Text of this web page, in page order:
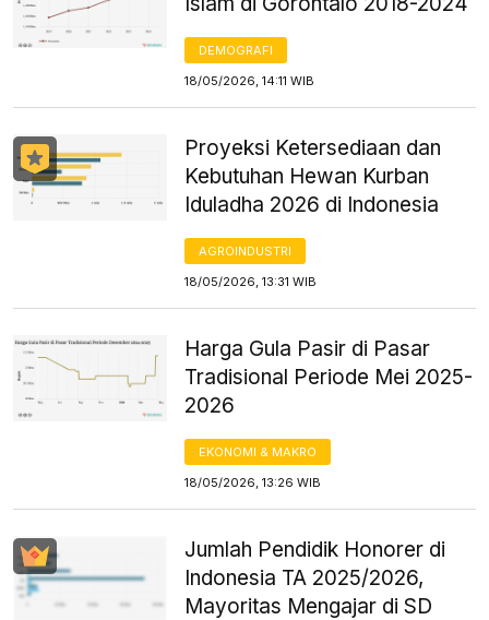
DEMOGRAFI
18/05/2026, 14:11 WIB
Proyeksi Ketersediaan dan
Kebutuhan Hewan Kurban
Iduladha 2026 di Indonesia
AGROINDUSTRI
18/05/2026, 13:31 WIB
Harga Gula Pasir di Pasar
Tradisional Periode Mei 2025-
2026
EKONOMI & MAKRO
18/05/2026, 13:26 WIB
Jumlah Pendidik Honorer di
Indonesia TA 2025/2026,
Mayoritas Mengajar di SD